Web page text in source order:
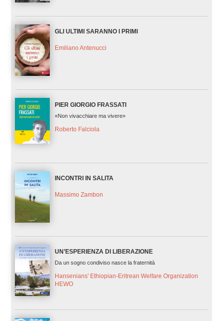
GLI ULTIMI SARANNO I PRIMI
Emiliano Antenucci
PIER GIORGIO FRASSATI
«Non vivacchiare ma vivere»
Roberto Falciola
INCONTRI IN SALITA
Massimo Zambon
UN’ESPERIENZA DI LIBERAZIONE
Da un sogno condiviso nasce la fraternità
Hansenians' Ethiopian-Eritrean Welfare Organization
HEWO